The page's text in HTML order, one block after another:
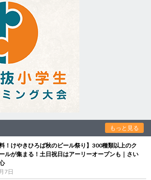
もっと見る
料！けやきひろば秋のビール祭り】300種類以上のク
ルが集まる！土日祝日はアーリーオープンも｜さい
7日